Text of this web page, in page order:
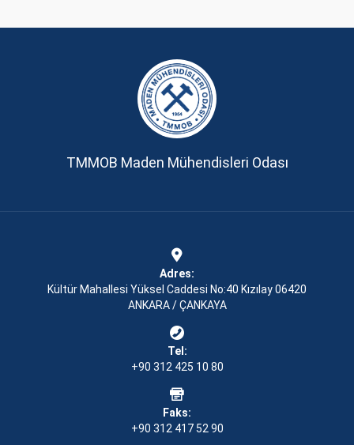
TMMOB Maden Mühendisleri Odası
Adres:
Kültür Mahallesi Yüksel Caddesi No:40 Kızılay 06420
ANKARA / ÇANKAYA
Tel:
+90 312 425 10 80
Faks:
+90 312 417 52 90